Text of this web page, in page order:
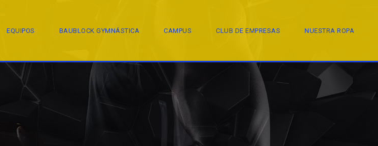
EQUIPOS BAUBLOCK GYMNÁSTICA CAMPUS CLUB DE EMPRESAS NUESTRA ROPA